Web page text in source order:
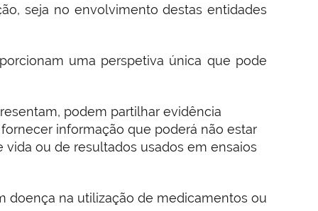
seja no envolvimento destas entidades
uma perspetiva única que pode
podem partilhar evidência
informação que poderá não estar
ou de resultados usados em ensaios
doença na utilização de medicamentos ou